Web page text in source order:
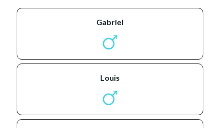
gabriel
louis